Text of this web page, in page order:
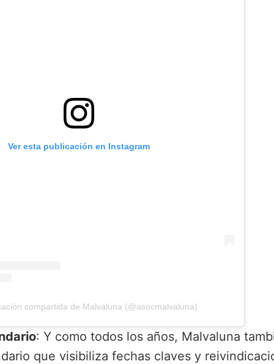
Ver esta publicación en Instagram
compartida de Malvaluna (@asocmalvaluna)
: Y como todos los años, Malvaluna
que visibiliza fechas claves y